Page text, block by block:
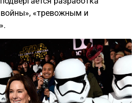
«тревожным и